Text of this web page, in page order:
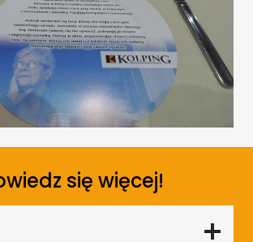
się więcej!